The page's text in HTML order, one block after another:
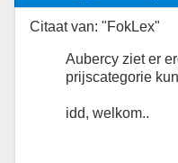
Citaat van: "FokLex"
Aubercy ziet er
prijscategorie
idd, welkom..